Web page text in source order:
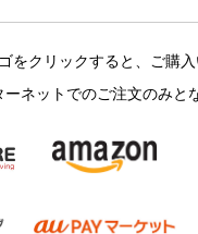
をクリックすると、ご購入
ネットでのご注文のみと